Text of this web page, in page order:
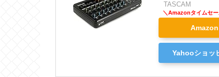
TASCAM
Amazon
Yahooショッ